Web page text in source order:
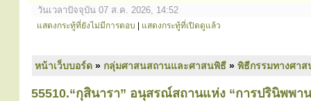
วันเวลาปัจจุบัน 07 ส.ค. 2026, 14:52
แสดงกระทู้ที่ยังไม่มีการตอบ แสดงกระทู้ที่เปิดดูแล้ว
หน้าเว็บบอร์ด » กลุ่มศาสนสถานและศาสนพิธี » พิธีกรรมทางศา
55510.“กุสินารา” อนุสรณ์สถานแห่ง “การปรินิพพา